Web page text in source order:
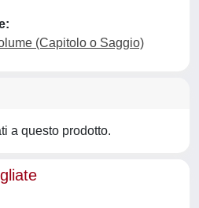
(Capitolo o Saggio)
a questo prodotto.